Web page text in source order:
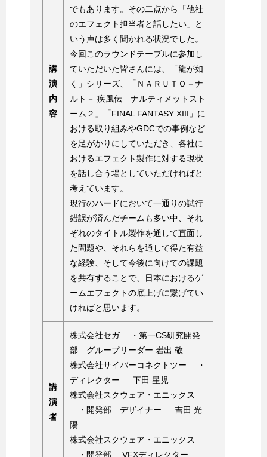
講
演
内
容
でもあります。その二点から「他社
のエフェクト担当者と話したい」と
いう声は多く聞かれる状況でした。
今回このラウンドテーブルに参加し
ていただいた皆さんには、「龍が如
く」シリーズ、「ＮＡＲＵＴＯ－ナ
ルト－ 疾風伝 ナルティメットスト
ーム２」「FINAL FANTASY XIII」に
おける取り組みやGDCでの事例など
を足がかりにしていただき、各社に
おけるエフェクト製作に対する現状
を話し合う場としていただければと
考えています。
現行のハードにおいて一通りの試行
錯誤が済んだチームも多い中、それ
ぞれのタイトル製作を通して直面し
た問題や、それらを通して得た有益
な経験、そして今後に向けての課題
を共有することで、日本におけるゲ
ームエフェクトの底上げに繋げてい
ければと思います。
講
演
者
株式会社セガ ・第一CS研究開発
部 グループリーダー 岩出 敬
株式会社サイバーコネクトツー ・
ディレクター 下田 星児
株式会社スクウェア・エニックス
・開発部 デザイナー 吉田 光
陽
株式会社スクウェア・エニックス
・開発部 VFXディレクター